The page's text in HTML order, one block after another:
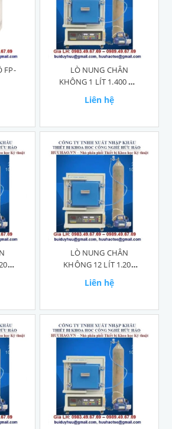
FP-
LÒ NUNG CHÂN
KHÔNG 1 LÍT 1.400 ĐỘ
Liên hệ
LÒ NUNG CHÂN
KHÔNG 12 LÍT 1.200
Liên hệ